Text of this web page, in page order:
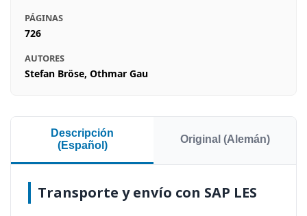
PÁGINAS
726
AUTORES
Stefan Bröse, Othmar Gau
Descripción
(Español)
Original (Alemán)
Transporte y envío con SAP LES